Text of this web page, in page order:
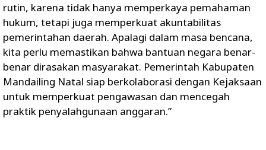
rutin, karena tidak hanya memperkaya pemahaman
hukum, tetapi juga memperkuat akuntabilitas
pemerintahan daerah. Apalagi dalam masa bencana,
kita perlu memastikan bahwa bantuan negara benar-
benar dirasakan masyarakat. Pemerintah Kabupaten
Mandailing Natal siap berkolaborasi dengan Kejaksaan
untuk memperkuat pengawasan dan mencegah
praktik penyalahgunaan anggaran.”